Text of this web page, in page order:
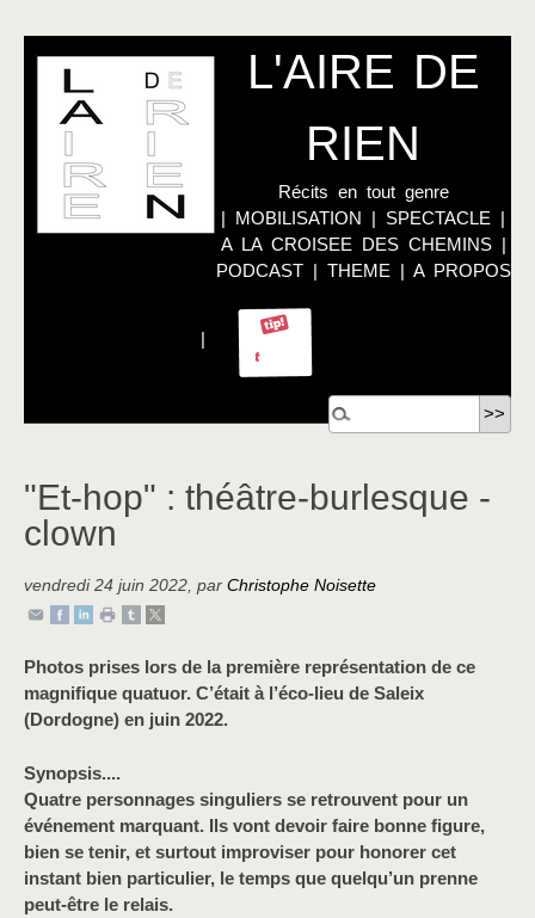
L'AIRE DE
RIEN
Récits en tout genre
| MOBILISATION | SPECTACLE |
A LA CROISEE DES CHEMINS|
PODCAST| THEME | A PROPOS
|
"Et-hop" : théâtre-burlesque -
clown
vendredi 24 juin 2022, par Christophe Noisette
Photos prises lors de la première représentation de ce
magnifique quatuor. C’était à l’éco-lieu de Saleix
(Dordogne) en juin 2022.
Synopsis....
Quatre personnages singuliers se retrouvent pour un
événement marquant. Ils vont devoir faire bonne figure,
bien se tenir, et surtout improviser pour honorer cet
instant bien particulier, le temps que quelqu’un prenne
peut-être le relais.